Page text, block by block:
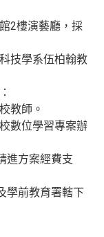
2樓演藝廳，採
技學系伍柏翰教
教師。
數位學習專案辦
進方案經費支
學前教育署轄下